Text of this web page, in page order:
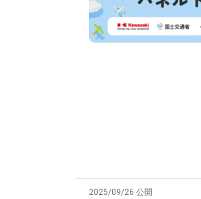
2025/09/26 公開